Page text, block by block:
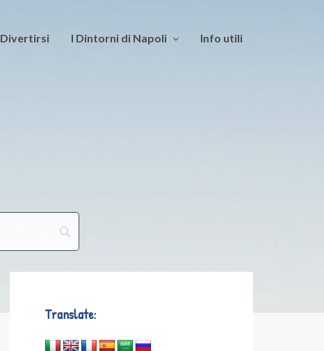
Divertirsi I Dintorni di Napoli Info utili
Translate: